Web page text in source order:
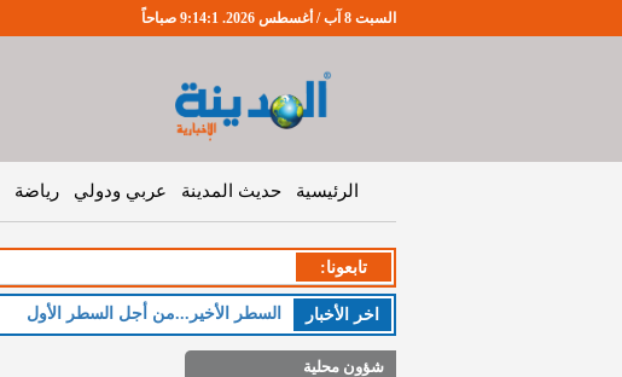
السبت 8 آب / أغسطس 2026. 9:14:1 صباحاً
الرئيسية حديث المدينة عربي ودولي رياضة
تابعونا:
اخر اﻷخبار السطر الأخير...من أجل السطر الأول
شؤون محلية